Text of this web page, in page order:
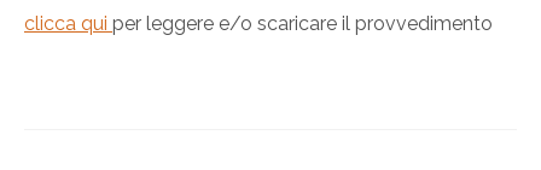
clicca qui per leggere e/o scaricare il provvedimento